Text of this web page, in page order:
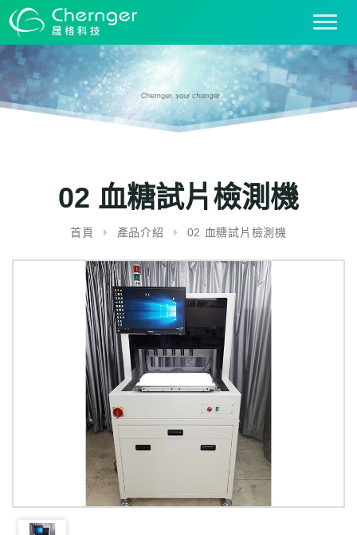
T
o
g
l
e
i
02 血糖試片檢測機
首頁 產品介紹 02 血糖試片檢測機